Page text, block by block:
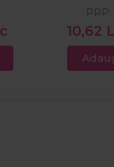
10,62
PRP: